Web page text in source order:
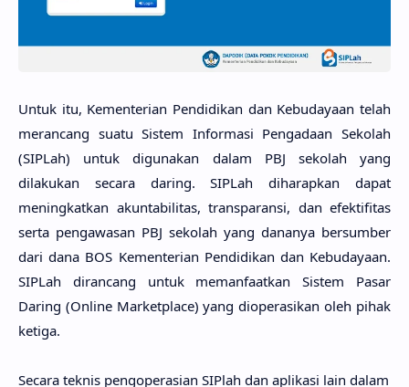
Untuk itu, Kementerian Pendidikan dan Kebudayaan telah
merancang suatu Sistem Informasi Pengadaan Sekolah
(SIPLah) untuk digunakan dalam PBJ sekolah yang
dilakukan secara daring. SIPLah diharapkan dapat
meningkatkan akuntabilitas, transparansi, dan efektifitas
serta pengawasan PBJ sekolah yang dananya bersumber
dari dana BOS Kementerian Pendidikan dan Kebudayaan.
SIPLah dirancang untuk memanfaatkan Sistem Pasar
Daring (Online Marketplace) yang dioperasikan oleh pihak
ketiga.
Secara teknis pengoperasian SIPlah dan aplikasi lain dalam